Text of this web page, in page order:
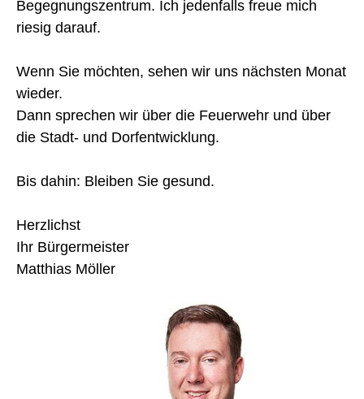
Begegnungszentrum. Ich jedenfalls freue mich
riesig darauf.
Wenn Sie möchten, sehen wir uns nächsten Monat
wieder.
Dann sprechen wir über die Feuerwehr und über
die Stadt- und Dorfentwicklung.
Bis dahin: Bleiben Sie gesund.
Herzlichst
Ihr Bürgermeister
Matthias Möller